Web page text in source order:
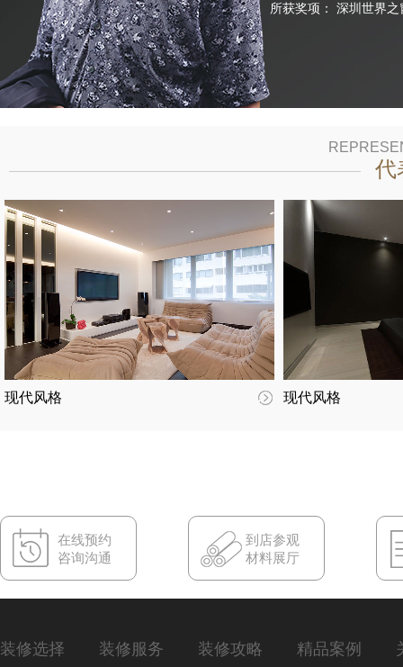
所获奖项：
深圳世界
代
现代风格 现代风格
在线预约
咨询沟通
到店参观
材料展厅
装修选择 装修服务 装修攻略 精品案例